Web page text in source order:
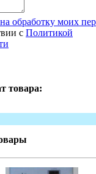
на обработку моих
с Политикой
товара: